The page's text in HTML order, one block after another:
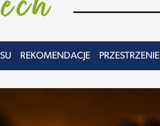
REKOMENDACJE PRZESTRZENIE